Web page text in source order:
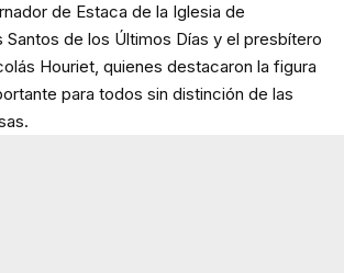
de Estaca de la Iglesia de
de los Últimos Días y el presbítero
Houriet, quienes destacaron la figura
para todos sin distinción de las